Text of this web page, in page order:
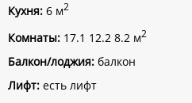
Кухня: 6 м2
Комнаты: 17.1 12.2 8.2 м2
Балкон/лоджия: балкон
Лифт: есть лифт